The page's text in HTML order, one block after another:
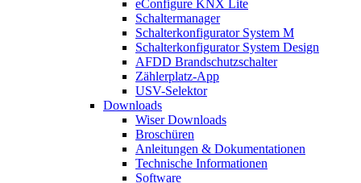
eConfigure KNX Lite
Schaltermanager
Schalterkonfigurator System M
Schalterkonfigurator System Design
AFDD Brandschutzschalter
Zählerplatz-App
USV-Selektor
Downloads
Wiser Downloads
Broschüren
Anleitungen & Dokumentationen
Technische Informationen
Software